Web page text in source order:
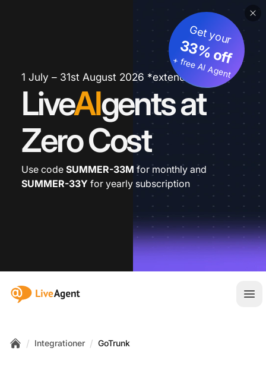
1 July – 31st August 2026 *extended
LiveAIgents at
Zero Cost
Get your
33% off
+ free AI Agent
Use code SUMMER-33M for monthly and
SUMMER-33Y for yearly subscription
:site.title
/ Integrationer / GoTrunk